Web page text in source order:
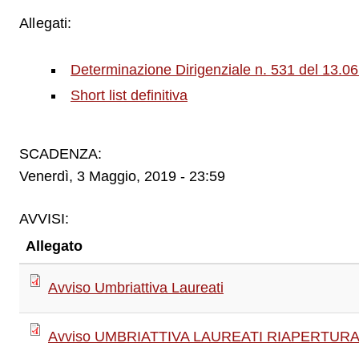
Allegati:
Determinazione Dirigenziale n. 531 del
Short list definitiva
SCADENZA:
Venerdì, 3 Maggio, 2019 - 23:59
AVVISI:
Allegato
Avviso Umbriattiva Laureati
Avviso UMBRIATTIVA LAUREATI RIAPERTURA